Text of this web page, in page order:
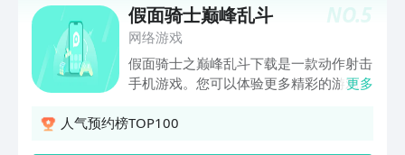
NO.5
假面骑士巅峰乱斗
网络游戏
假面骑士之巅峰乱斗下载是一款动作射击
手机游戏。您可以体验更多精彩的游戏玩
自由解锁。当你击败敌人时，你有机会升
更多
人气预约榜TOP100